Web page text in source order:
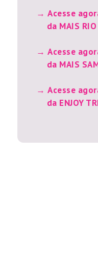
Acesse
da MAIS RIO
Acesse
da MAIS
Acesse
da ENJOY